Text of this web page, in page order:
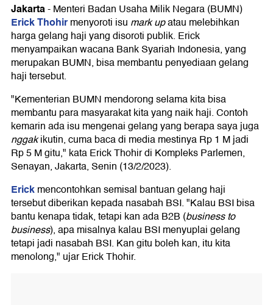
Jakarta-Menteri Badan Usaha Milik Negara (BUMN)
Erick Thohirmenyoroti isu mark upatau melebihkan
harga gelang haji yang disoroti publik. Erick
menyampaikan wacana Bank Syariah Indonesia, yang
merupakan BUMN, bisa membantu penyediaan gelang
haji tersebut.
"Kementerian BUMN mendorong selama kita bisa
membantu para masyarakat kita yang naik haji. Contoh
kemarin ada isu mengenai gelang yang berapa saya juga
nggakikutin, cuma baca di media mestinya Rp 1 M jadi
Rp 5 M gitu," kata Erick Thohir di Kompleks Parlemen,
Senayan, Jakarta, Senin (13/2/2023).
Erickmencontohkan semisal bantuan gelang haji
tersebut diberikan kepada nasabah BSI. "Kalau BSI bisa
bantu kenapa tidak, tetapi kan ada B2B (business to
business), apa misalnya kalau BSI menyuplai gelang
tetapi jadi nasabah BSI. Kan gitu boleh kan, itu kita
menolong," ujar Erick Thohir.